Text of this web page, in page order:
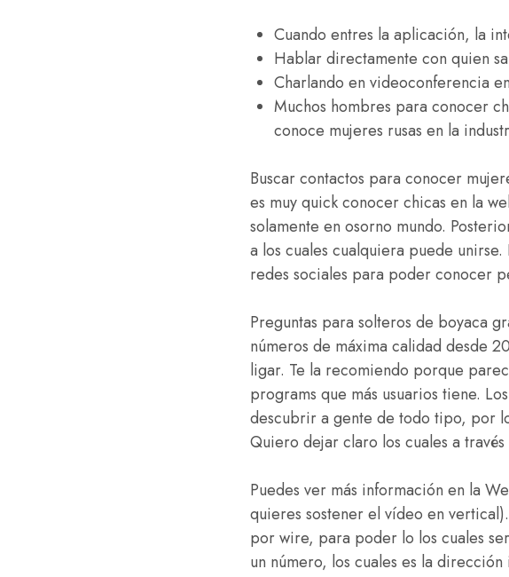
Cuando entres la aplicación, la
Hablar directamente con quien
Charlando en videoconferencia
Muchos hombres para conocer
conoce mujeres rusas en la
Buscar contactos para conocer
es muy quick conocer chicas en la
solamente en osorno mundo.
a los cuales cualquiera puede
redes sociales para poder conocer
Preguntas para solteros de boyaca
números de máxima calidad desde
ligar. Te la recomiendo porque
programs que más usuarios tiene.
descubrir a gente de todo tipo, por
Quiero dejar claro los cuales a
Puedes ver más información en la
quieres sostener el vídeo en
por wire, para poder lo los cuales
un número, los cuales es la